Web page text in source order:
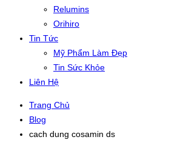
Relumins
Orihiro
Tin Tức
Mỹ Phẩm Làm Đẹp
Tin Sức Khỏe
Liên Hệ
Trang Chủ
Blog
cach dung cosamin ds